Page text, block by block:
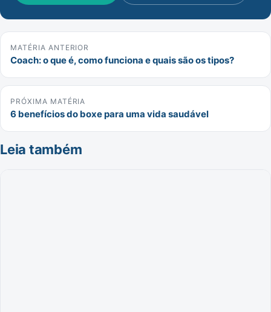
MATÉRIA ANTERIOR
Coach: o que é, como funciona e quais são os tipos?
PRÓXIMA MATÉRIA
6 benefícios do boxe para uma vida saudável
Leia também